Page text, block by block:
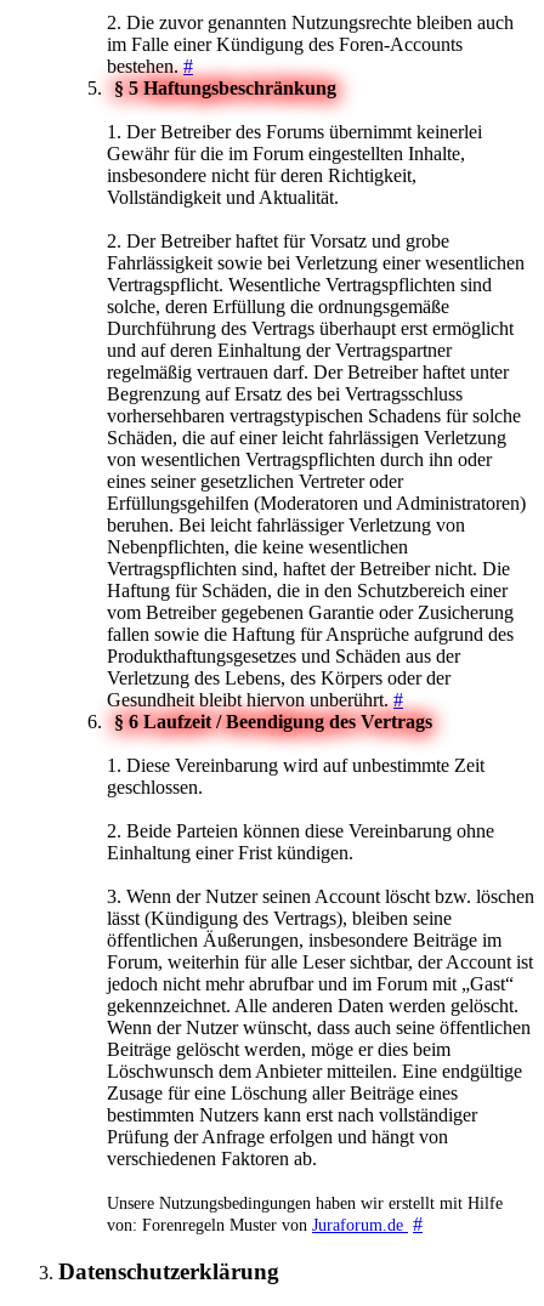
2. Die zuvor genannten Nutzungsrechte bleiben auch
im Falle einer Kündigung des Foren-Accounts
bestehen.#
§ 5 Haftungsbeschränkung
1. Der Betreiber des Forums übernimmt keinerlei
Gewähr für die im Forum eingestellten Inhalte,
insbesondere nicht für deren Richtigkeit,
Vollständigkeit und Aktualität.
2. Der Betreiber haftet für Vorsatz und grobe
Fahrlässigkeit sowie bei Verletzung einer wesentlichen
Vertragspflicht. Wesentliche Vertragspflichten sind
solche, deren Erfüllung die ordnungsgemäße
Durchführung des Vertrags überhaupt erst ermöglicht
und auf deren Einhaltung der Vertragspartner
regelmäßig vertrauen darf. Der Betreiber haftet unter
Begrenzung auf Ersatz des bei Vertragsschluss
vorhersehbaren vertragstypischen Schadens für solche
Schäden, die auf einer leicht fahrlässigen Verletzung
von wesentlichen Vertragspflichten durch ihn oder
eines seiner gesetzlichen Vertreter oder
Erfüllungsgehilfen (Moderatoren und Administratoren)
beruhen. Bei leicht fahrlässiger Verletzung von
Nebenpflichten, die keine wesentlichen
Vertragspflichten sind, haftet der Betreiber nicht. Die
Haftung für Schäden, die in den Schutzbereich einer
vom Betreiber gegebenen Garantie oder Zusicherung
fallen sowie die Haftung für Ansprüche aufgrund des
Produkthaftungsgesetzes und Schäden aus der
Verletzung des Lebens, des Körpers oder der
Gesundheit bleibt hiervon unberührt.#
§ 6 Laufzeit / Beendigung des Vertrags
1. Diese Vereinbarung wird auf unbestimmte Zeit
geschlossen.
2. Beide Parteien können diese Vereinbarung ohne
Einhaltung einer Frist kündigen.
3. Wenn der Nutzer seinen Account löscht bzw. löschen
lässt (Kündigung des Vertrags), bleiben seine
öffentlichen Äußerungen, insbesondere Beiträge im
Forum, weiterhin für alle Leser sichtbar, der Account ist
jedoch nicht mehr abrufbar und im Forum mit „Gast“
gekennzeichnet. Alle anderen Daten werden gelöscht.
Wenn der Nutzer wünscht, dass auch seine öffentlichen
Beiträge gelöscht werden, möge er dies beim
Löschwunsch dem Anbieter mitteilen. Eine endgültige
Zusage für eine Löschung aller Beiträge eines
bestimmten Nutzers kann erst nach vollständiger
Prüfung der Anfrage erfolgen und hängt von
verschiedenen Faktoren ab.
Unsere Nutzungsbedingungen haben wir erstellt mit Hilfe
von: Forenregeln Muster von Juraforum.de #
Datenschutzerklärung